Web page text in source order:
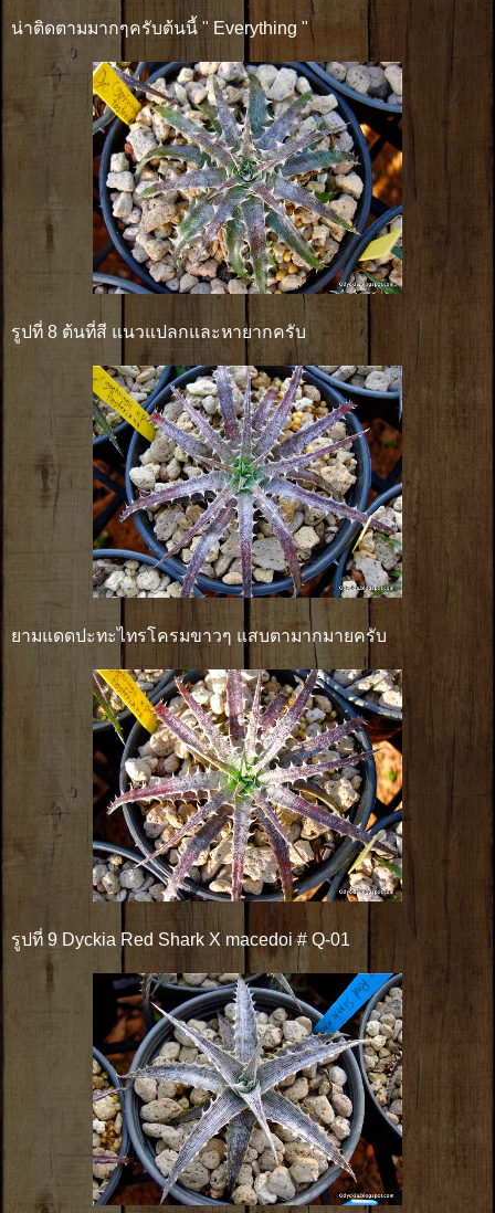
น่าติดตามมากๆครับต้นนี้ " Everything "
รูปที่ 8 ต้นที่สี แนวแปลกและหายากครับ
ยามแดดปะทะไทรโครมขาวๆ แสบตามากมายครับ
รูปที่ 9 Dyckia Red Shark X macedoi # Q-01